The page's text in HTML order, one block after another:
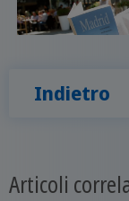
Indietro
Articoli